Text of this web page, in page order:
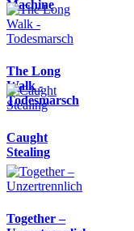
Machine
The Long
Walk -
Todesmarsch
Caught
Stealing
Together –